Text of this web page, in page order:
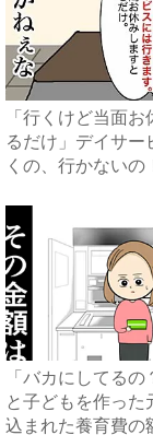
「行くけど当面お
るだけ」デイサー
くの、行かないの
「バカにしてる
と子どもを作った
込まれた養育費の